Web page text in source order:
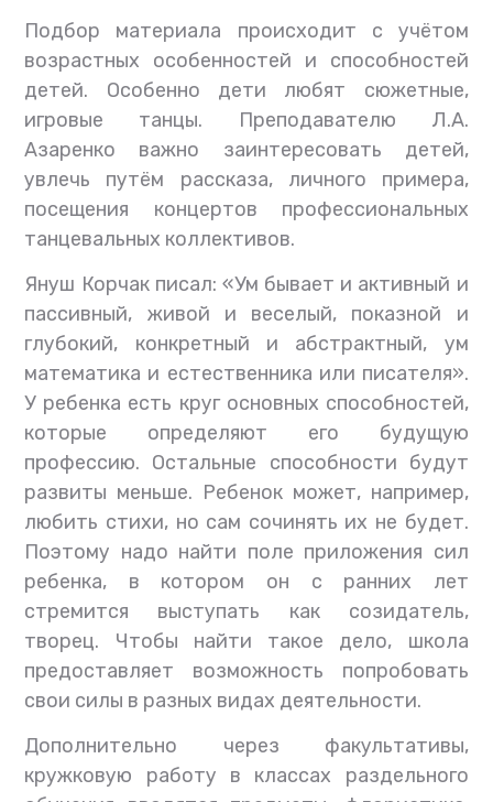
Подбор материала происходит с учётом
возрастных особенностей и способностей
детей. Особенно дети любят сюжетные,
игровые танцы. Преподавателю Л.А.
Азаренко важно заинтересовать детей,
увлечь путём рассказа, личного примера,
посещения концертов профессиональных
танцевальных коллективов.
Януш Корчак писал: «Ум бывает и активный и
пассивный, живой и веселый, показной и
глубокий, конкретный и абстрактный, ум
математика и естественника или писателя».
У ребенка есть круг основных способностей,
которые определяют его будущую
профессию. Остальные способности будут
развиты меньше. Ребенок может, например,
любить стихи, но сам сочинять их не будет.
Поэтому надо найти поле приложения сил
ребенка, в котором он с ранних лет
стремится выступать как созидатель,
творец. Чтобы найти такое дело, школа
предоставляет возможность попробовать
свои силы в разных видах деятельности.
Дополнительно через факультативы,
кружковую работу в классах раздельного